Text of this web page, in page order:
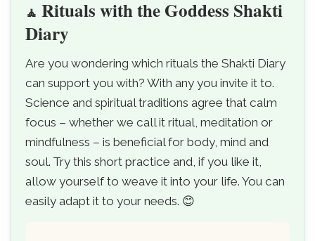
🧘 Rituals with the Goddess Shakti
Diary
Are you wondering which rituals the Shakti Diary
can support you with? With any you invite it to.
Science and spiritual traditions agree that calm
focus – whether we call it ritual, meditation or
mindfulness – is beneficial for body, mind and
soul. Try this short practice and, if you like it,
allow yourself to weave it into your life. You can
easily adapt it to your needs. 😊